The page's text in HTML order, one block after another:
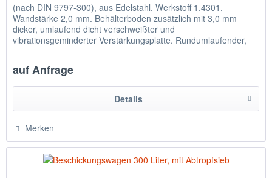
(nach DIN 9797-300), aus Edelstahl, Werkstoff 1.4301,
Wandstärke 2,0 mm. Behälterboden zusätzlich mit 3,0 mm
dicker, umlaufend dicht verschweißter und
vibrationsgeminderter Verstärkungsplatte. Rundumlaufender,
auf Anfrage
Details
Merken